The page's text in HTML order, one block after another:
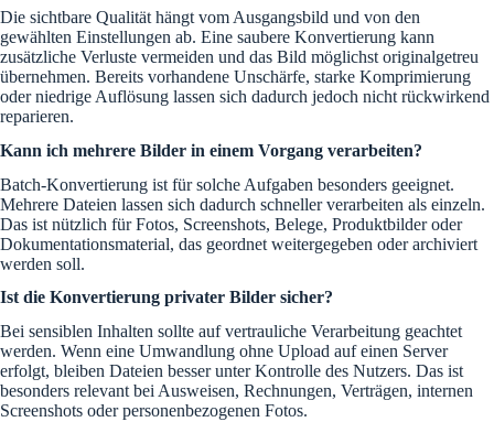
Die sichtbare Qualität hängt vom Ausgangsbild und von den
gewählten Einstellungen ab. Eine saubere Konvertierung kann
zusätzliche Verluste vermeiden und das Bild möglichst originalgetreu
übernehmen. Bereits vorhandene Unschärfe, starke Komprimierung
oder niedrige Auflösung lassen sich dadurch jedoch nicht rückwirkend
reparieren.
Kann ich mehrere Bilder in einem Vorgang verarbeiten?
Batch-Konvertierung ist für solche Aufgaben besonders geeignet.
Mehrere Dateien lassen sich dadurch schneller verarbeiten als einzeln.
Das ist nützlich für Fotos, Screenshots, Belege, Produktbilder oder
Dokumentationsmaterial, das geordnet weitergegeben oder archiviert
werden soll.
Ist die Konvertierung privater Bilder sicher?
Bei sensiblen Inhalten sollte auf vertrauliche Verarbeitung geachtet
werden. Wenn eine Umwandlung ohne Upload auf einen Server
erfolgt, bleiben Dateien besser unter Kontrolle des Nutzers. Das ist
besonders relevant bei Ausweisen, Rechnungen, Verträgen, internen
Screenshots oder personenbezogenen Fotos.